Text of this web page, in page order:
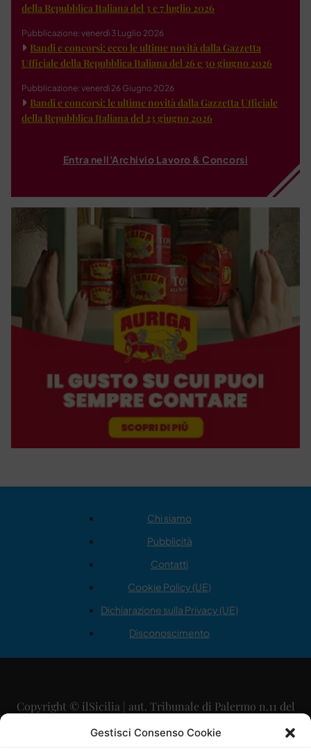
Gestisci Consenso Cookie
della Repubblica Italiana del 3 e 7 luglio 2026
Pubblicazione: venerdì 3 Luglio 2026
Bandi e concorsi: ecco le ultime novità dalla Gazzetta
Ufficiale della Repubblica Italiana del 26 e 30 giugno 2026
Pubblicazione: venerdì 26 Giugno 2026
Bandi e concorsi: le ultime novità dalla Gazzetta Ufficiale
della Repubblica Italiana del 23 giugno 2026
Entra nell'Archivio Lavoro & Concorsi
Chi siamo
Pubblicità
Contatti
Cookie Policy (UE)
Dichiarazione sulla Privacy (UE)
Disconoscimento
Copyright © ilSicilia | aut. Tribunale di Palermo n.11 del
29/09/2015